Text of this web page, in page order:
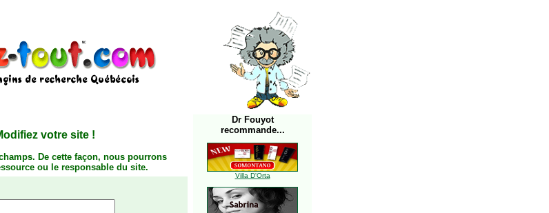
votre site !
De cette façon, nous pourrons
ou le responsable du site.
Dr Fouyot
recommande...
Villa D'Orta